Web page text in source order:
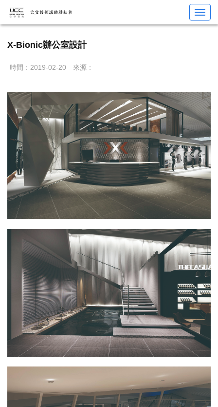
您當前位置： 首頁>展館設計 > X-Bionic辦公室設計
X-Bionic辦公室設計
時間：2019-02-20 來源：